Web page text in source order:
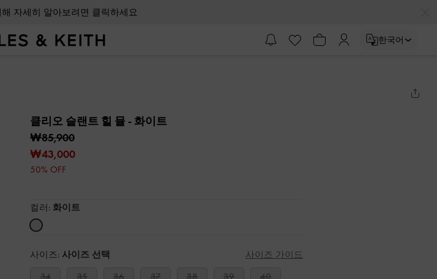
자세히 알아보려면 클릭하세요
한국어
클리오 슬랜트 힐 뮬 - 화이트
₩85,900
₩43,000
50% OFF
컬러: 화이트
사이즈: 사이즈 선택
사이즈 가이드
34
35 36 37 38 39 40